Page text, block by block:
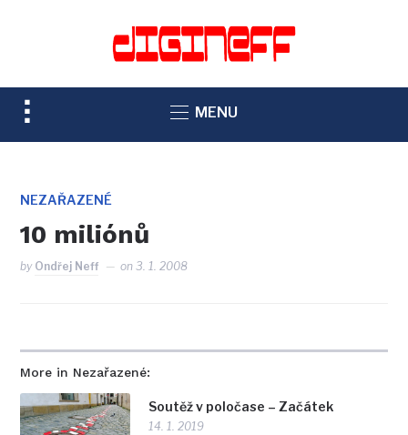
TOGGLE
SIDEBAR
NAVIGATION
MENU
NEZAŘAZENÉ
10 miliónů
by Ondřej Neff on3. 1. 2008
More in Nezařazené:
Soutěž v poločase – Začátek
14. 1. 2019